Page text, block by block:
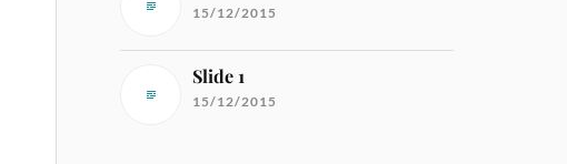
15/12/2015
Slide 1
15/12/2015